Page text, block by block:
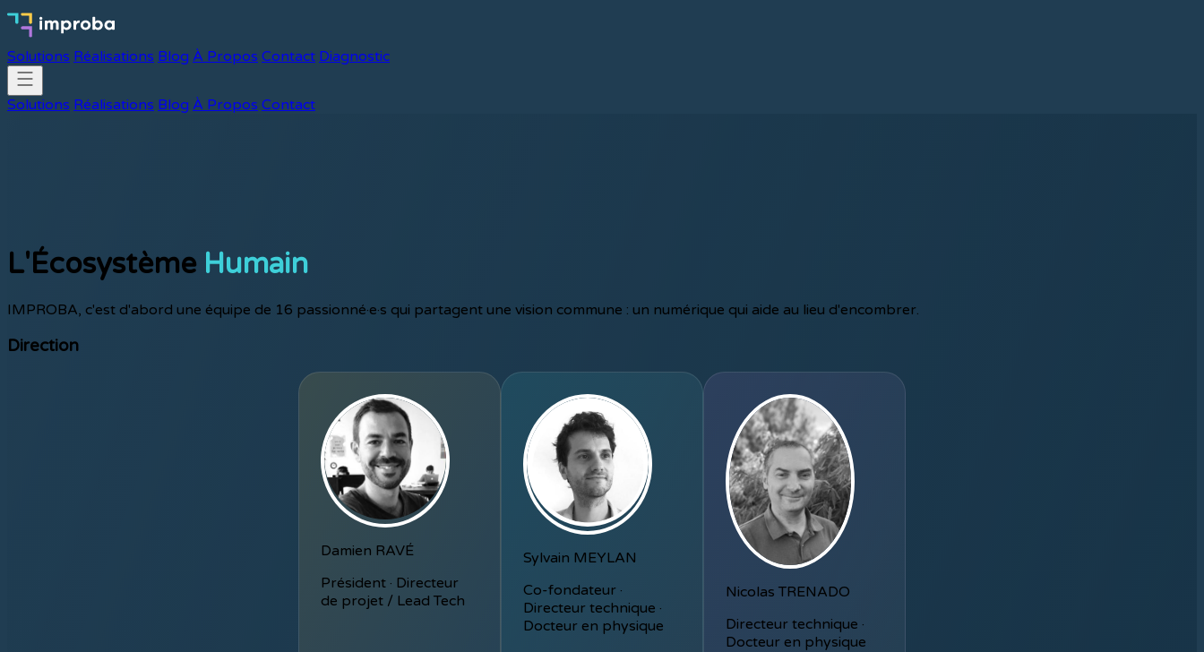
Solutions Réalisations Blog À Propos Contact Diagnostic
Solutions Réalisations Blog À Propos Contact
L'Écosystème Humain
IMPROBA, c'est d'abord une équipe de 16 passionné·e·s qui partagent une vision commune : un numérique qui aide au lieu d'encombrer.
Direction
Damien RAVÉ
Président · Directeur
de projet / Lead Tech
Sylvain MEYLAN
Co-fondateur ·
Directeur technique ·
Docteur en physique
Nicolas TRENADO
Directeur technique ·
Docteur en physique